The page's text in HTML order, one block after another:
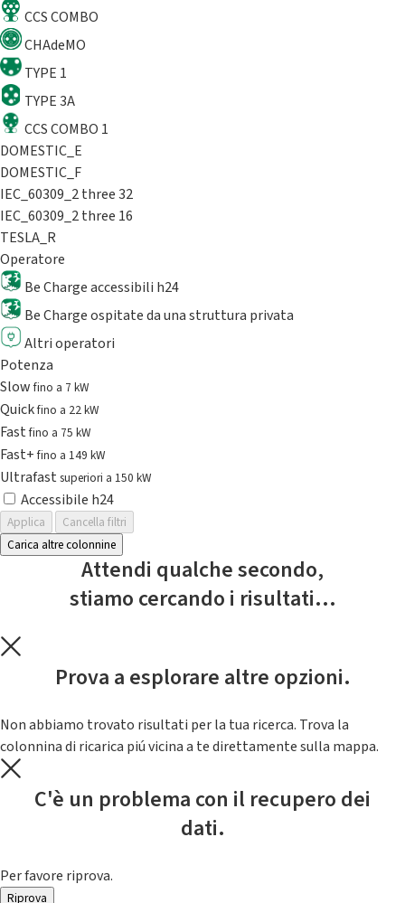
CCS COMBO
CHAdeMO
TYPE 1
TYPE 3A
CCS COMBO 1
DOMESTIC_E
DOMESTIC_F
IEC_60309_2 three 32
IEC_60309_2 three 16
TESLA_R
Operatore
Be Charge accessibili h24
Be Charge ospitate da una struttura privata
Altri operatori
Potenza
Slowfino a 7 kW
Quickfino a 22 kW
Fastfino a 75 kW
Fast+fino a 149 kW
Ultrafast superiori a 150 kW
Accessibile h24
Applica
Cancella filtri
Carica altre colonnine
Attendi qualche secondo,
stiamo cercando i risultati...
Prova a esplorare altre opzioni.
Non abbiamo trovato risultati per la tua ricerca. Trova la
colonnina di ricarica piú vicina a te direttamente sulla mappa.
C'è un problema con il recupero dei
dati.
Per favore riprova.
Riprova